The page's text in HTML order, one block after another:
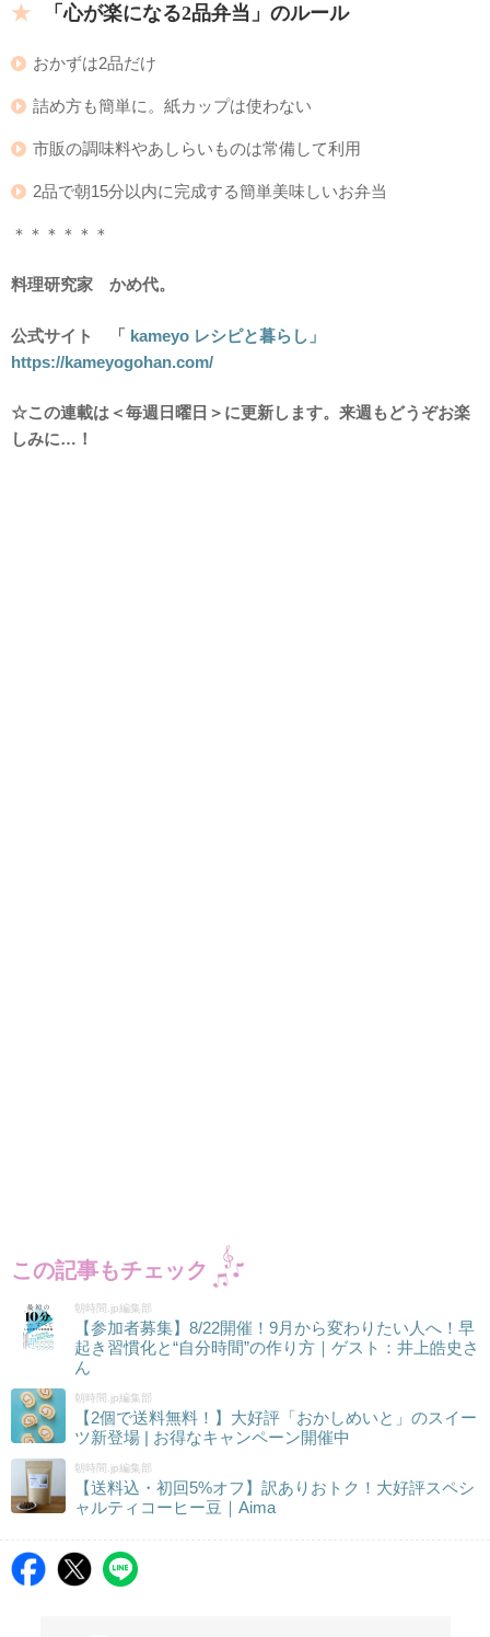
「心が楽になる2品弁当」のルール
おかずは2品だけ
詰め方も簡単に。紙カップは使わない
市販の調味料やあしらいものは常備して利用
2品で朝15分以内に完成する簡単美味しいお弁当
＊＊＊＊＊＊
料理研究家 かめ代。
公式サイト 「 kameyo レシピと暮らし」
https://kameyogohan.com/
☆この連載は＜毎週日曜日＞に更新します。来週もどうぞお楽
しみに…！
この記事もチェック
朝時間.jp編集部
【参加者募集】8/22開催！9月から変わりたい人へ！早
起き習慣化と“自分時間”の作り方｜ゲスト：井上皓史さ
ん
朝時間.jp編集部
【2個で送料無料！】大好評「おかしめいと」のスイー
ツ新登場 | お得なキャンペーン開催中
朝時間.jp編集部
【送料込・初回5%オフ】訳ありおトク！大好評スペシ
ャルティコーヒー豆｜Aima